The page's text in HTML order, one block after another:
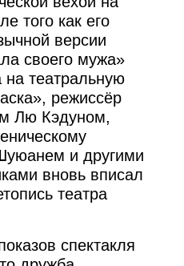
того как его
версии
своего мужа»
театральную
режиссёр
Лю Кэдуном,
и другими
вновь вписал
театра
спектакля